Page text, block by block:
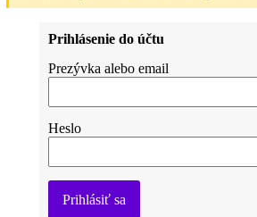
Prihlásenie do účtu
Prezývka alebo email
Heslo
Prihlásiť sa